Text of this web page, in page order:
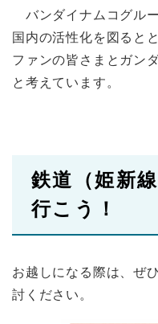
バンダイナムコグル
国内の活性化を図ると
ファンの皆さまとガン
と考えています。
鉄道（姫新
行こう！
お越しになる際は、ぜ
討ください。